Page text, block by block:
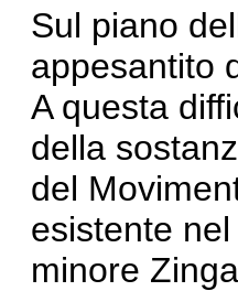
Sul piano
appesantito
A questa
della
del
esistente
minore